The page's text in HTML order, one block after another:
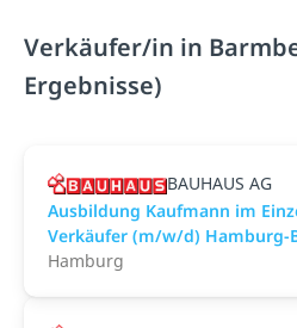
Verkäufer/in in
Ergebnisse)
BAUHAUS AG
Ausbildung Kaufmann im
Verkäufer (m/w/d) Hamburg-
Hamburg